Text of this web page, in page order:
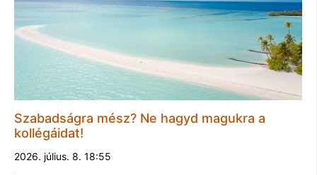
Szabadságra mész? Ne hagyd magukra a
kollégáidat!
2026. július. 8. 18:55